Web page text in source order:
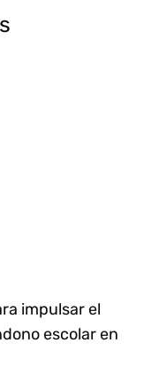
impulsar el
escolar en